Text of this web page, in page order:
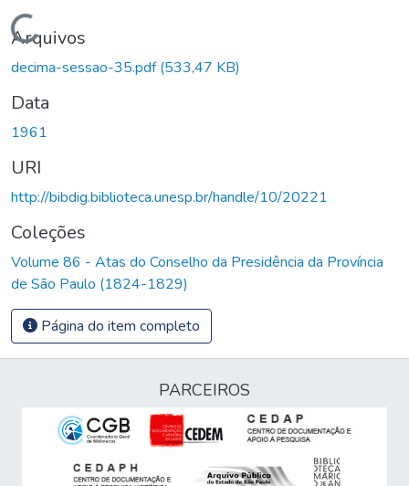
Carregando...
Arquivos
decima-sessao-35.pdf(533,47 KB)
Data
1961
URI
http://bibdig.biblioteca.unesp.br/handle/10/20221
Coleções
Volume 86 - Atas do Conselho da Presidência da Província
de São Paulo (1824-1829)
Página do item completo
PARCEIROS